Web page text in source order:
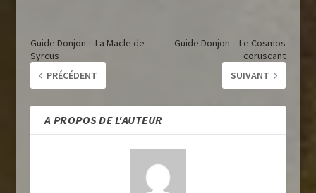
Guide Donjon – La Macle de
Syrcus
PRÉCÉDENT
Guide Donjon – Le Cosmos
coruscant
SUIVANT
A PROPOS DE L'AUTEUR